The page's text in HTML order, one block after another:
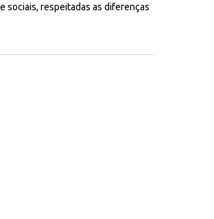
sociais, respeitadas as diferenças